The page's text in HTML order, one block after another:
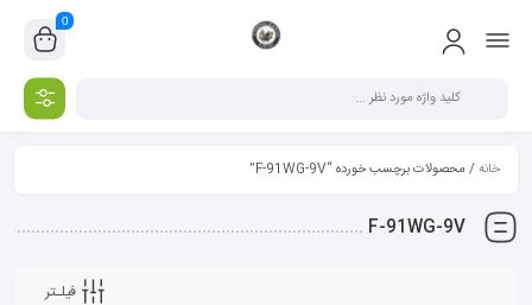
0
خانه/ محصولات برچسب خورده “F-91WG-9V”
F-91WG-9V
فیلـتر